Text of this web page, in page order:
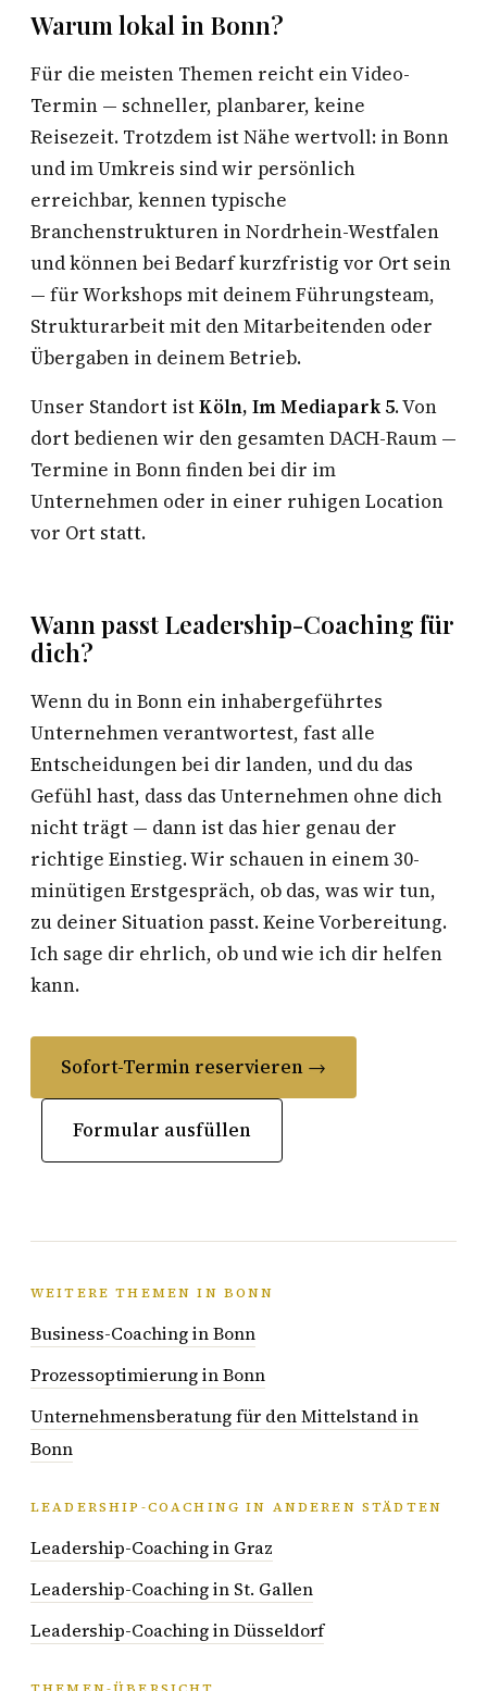
Warum lokal in Bonn?
Für die meisten Themen reicht ein Video-
Termin — schneller, planbarer, keine
Reisezeit. Trotzdem ist Nähe wertvoll: in Bonn
und im Umkreis sind wir persönlich
erreichbar, kennen typische
Branchenstrukturen in Nordrhein-Westfalen
und können bei Bedarf kurzfristig vor Ort sein
— für Workshops mit deinem Führungsteam,
Strukturarbeit mit den Mitarbeitenden oder
Übergaben in deinem Betrieb.
Unser Standort istKöln, Im Mediapark 5. Von
dort bedienen wir den gesamten DACH-Raum —
Termine in Bonn finden bei dir im
Unternehmen oder in einer ruhigen Location
vor Ort statt.
Wann passt Leadership-Coaching für
dich?
Wenn du in Bonn ein inhabergeführtes
Unternehmen verantwortest, fast alle
Entscheidungen bei dir landen, und du das
Gefühl hast, dass das Unternehmen ohne dich
nicht trägt — dann ist das hier genau der
richtige Einstieg. Wir schauen in einem 30-
minütigen Erstgespräch, ob das, was wir tun,
zu deiner Situation passt. Keine Vorbereitung.
Ich sage dir ehrlich, ob und wie ich dir helfen
kann.
Sofort-Termin reservieren →
Formular ausfüllen
WEITERE THEMEN IN BONN
Business-Coaching in Bonn
Prozessoptimierung in Bonn
Unternehmensberatung für den Mittelstand in
Bonn
LEADERSHIP-COACHING IN ANDEREN STÄDTEN
Leadership-Coaching in Graz
Leadership-Coaching in St. Gallen
Leadership-Coaching in Düsseldorf